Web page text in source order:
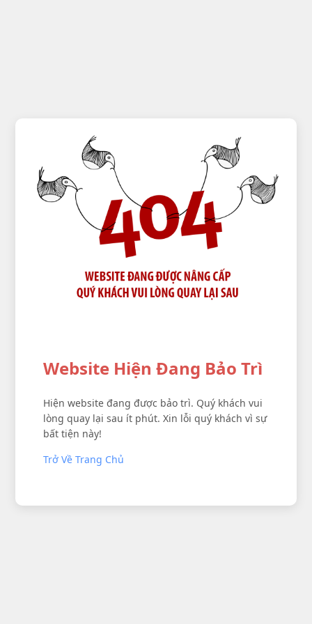
Website Hiện Đang Bảo Trì
Hiện website đang được bảo trì. Quý khách vui
lòng quay lại sau ít phút. Xin lỗi quý khách vì sự
bất tiện này!
Trở Về Trang Chủ